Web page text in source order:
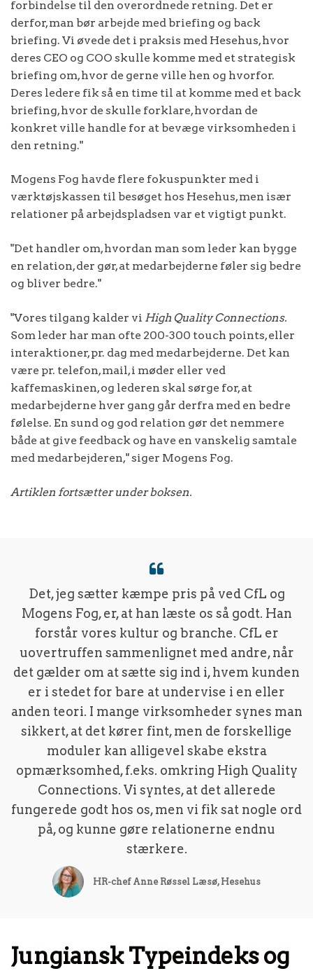
forbindelse til den overordnede retning. Det er
derfor, man bør arbejde med briefing og back
briefing. Vi øvede det i praksis med Hesehus, hvor
deres CEO og COO skulle komme med et strategisk
briefing om, hvor de gerne ville hen og hvorfor.
Deres ledere fik så en time til at komme med et back
briefing, hvor de skulle forklare, hvordan de
konkret ville handle for at bevæge virksomheden i
den retning."
Mogens Fog havde flere fokuspunkter med i
værktøjskassen til besøget hos Hesehus, men især
relationer på arbejdspladsen var et vigtigt punkt.
"Det handler om, hvordan man som leder kan bygge
en relation, der gør, at medarbejderne føler sig bedre
og bliver bedre."
"Vores tilgang kalder vi High Quality Connections.
Som leder har man ofte 200-300 touch points, eller
interaktioner, pr. dag med medarbejderne. Det kan
være pr. telefon, mail, i møder eller ved
kaffemaskinen, og lederen skal sørge for, at
medarbejderne hver gang går derfra med en bedre
følelse. En sund og god relation gør det nemmere
både at give feedback og have en vanskelig samtale
med medarbejderen," siger Mogens Fog.
Artiklen fortsætter under boksen.
Det, jeg sætter kæmpe pris på ved CfL og
Mogens Fog, er, at han læste os så godt. Han
forstår vores kultur og branche. CfL er
uovertruffen sammenlignet med andre, når
det gælder om at sætte sig ind i, hvem kunden
er i stedet for bare at undervise i en eller
anden teori. I mange virksomheder synes man
sikkert, at det kører fint, men de forskellige
moduler kan alligevel skabe ekstra
opmærksomhed, f.eks. omkring High Quality
Connections. Vi syntes, at det allerede
fungerede godt hos os, men vi fik sat nogle ord
på, og kunne gøre relationerne endnu
stærkere.
HR-chef Anne Røssel Læsø, Hesehus
Jungiansk Typeindeks og